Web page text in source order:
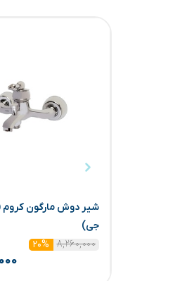
شیر دوش مارگون کروم
جی)
۸,۲۶۰,۰۰۰
۲۰%